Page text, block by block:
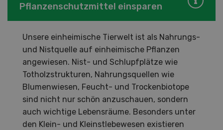
Pflanzenschutzmittel einsparen
Unsere einheimische Tierwelt ist als Nahrungs-
und Nistquelle auf einheimische Pflanzen
angewiesen. Nist- und Schlupfplätze wie
Totholzstrukturen, Nahrungsquellen wie
Blumenwiesen, Feucht- und Trockenbiotope
sind nicht nur schön anzuschauen, sondern
auch wichtige Lebensräume. Besonders unter
den Klein- und Kleinstlebewesen existieren